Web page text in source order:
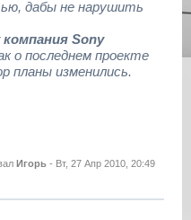
дабы не нарушить
компания Sony
о последнем проекте
планы изменились.
Игорь - Вт, 27 Апр 2010, 20:49